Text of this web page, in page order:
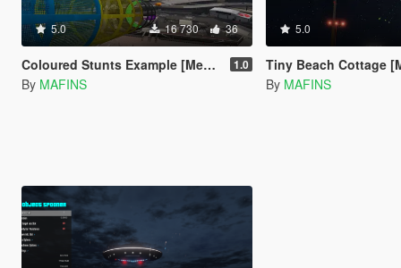
5.0 16 730 36
Coloured Stunts Example [Menyoo] 1.0
By MAFINS
5.0
Tiny Beach Cottage
By MAFINS